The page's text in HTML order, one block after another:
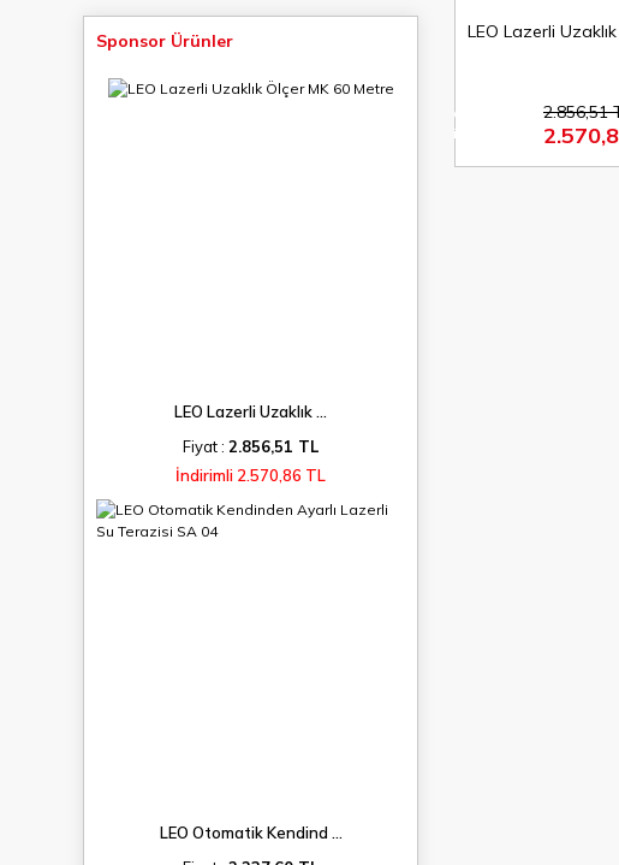
Sponsor Ürünler
LEO Lazerli Uzaklık ...
Fiyat : 2.856,51 TL
İndirimli 2.570,86 TL
LEO Otomatik Kendind ...
LEO Lazerli
%10
indirim
2.856,51